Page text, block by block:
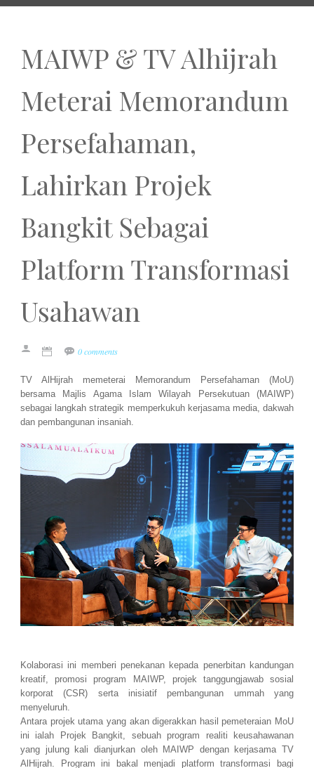
MAIWP & TV Alhijrah
Meterai Memorandum
Persefahaman,
Lahirkan Projek
Bangkit Sebagai
Platform Transformasi
Usahawan
0 comments
TV AlHijrah memeterai Memorandum Persefahaman (MoU)
bersama Majlis Agama Islam Wilayah Persekutuan (MAIWP)
sebagai langkah strategik memperkukuh kerjasama media, dakwah
dan pembangunan insaniah.
Kolaborasi ini memberi penekanan kepada penerbitan kandungan
kreatif, promosi program MAIWP, projek tanggungjawab sosial
korporat (CSR) serta inisiatif pembangunan ummah yang
menyeluruh.
Antara projek utama yang akan digerakkan hasil pemeteraian MoU
ini ialah Projek Bangkit, sebuah program realiti keusahawanan
yang julung kali dianjurkan oleh MAIWP dengan kerjasama TV
AlHijrah. Program ini bakal menjadi platform transformasi bagi